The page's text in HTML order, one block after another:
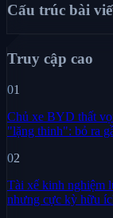
Cấu trúc bài
Truy cập cao
01
Chủ xe BYD thất
"lặng thinh": bỏ ra
02
Tài xế kinh nghiệm
nhưng cực kỳ hữu